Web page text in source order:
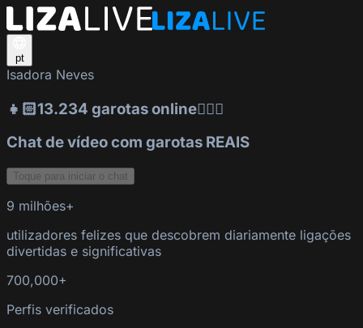
pt
Isadora Neves
👧🏻13.234 garotas online👱🏻‍♀️
Chat de vídeo com garotas REAIS
Toque para iniciar o chat
9 milhões+
utilizadores felizes que descobrem diariamente ligações
divertidas e significativas
700,000+
Perfis verificados